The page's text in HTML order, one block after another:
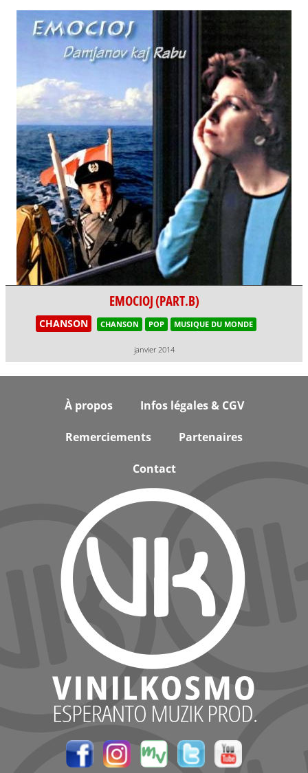
EMOCIOJ (PART.B)
CHANSON CHANSON POP MUSIQUE DU MONDE
janvier 2014
À propos Infos légales & CGV
Remerciements Partenaires
Contact